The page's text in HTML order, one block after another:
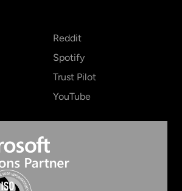
Reddit
Spotify
Trust Pilot
YouTube